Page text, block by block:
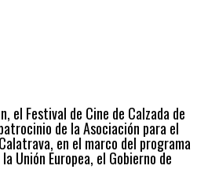
el Festival de Cine de Calzada de
de la Asociación para el
en el marco del programa
Unión Europea, el Gobierno de